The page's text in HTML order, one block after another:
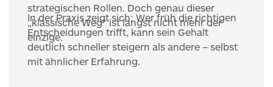
strategischen Rollen. Doch genau dieser
„klassische Weg“ ist längst nicht mehr der
einzige.
In der Praxis zeigt sich: Wer früh die richtigen
Entscheidungen trifft, kann sein Gehalt
deutlich schneller steigern als andere – selbst
mit ähnlicher Erfahrung.